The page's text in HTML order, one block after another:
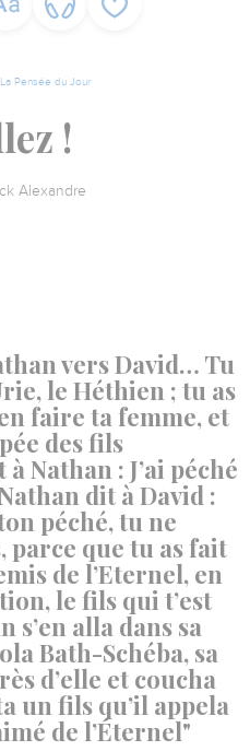
La Pensée du Jour
!
Alexandre
vers David… Tu
le Héthien ; tu as
faire ta femme, et
des fils
Nathan : J’ai péché
dit à David :
péché, tu ne
que tu as fait
de l’Eternel, en
le fils qui t’est
s’en alla dans sa
Bath-Schéba, sa
d’elle et coucha
un fils qu’il appela
de l’Éternel"